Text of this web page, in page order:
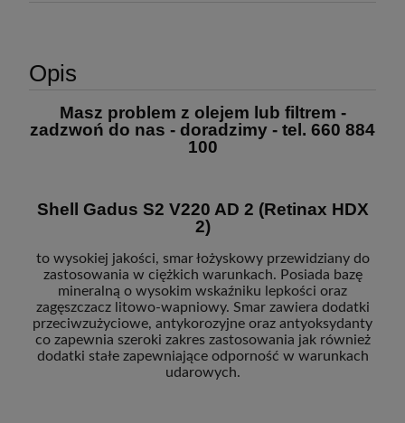
Opis
Masz problem z olejem lub filtrem -
zadzwoń do nas - doradzimy - tel. 660 884
100
Shell Gadus S2 V220 AD 2 (Retinax HDX
2)
to wysokiej jakości, smar łożyskowy przewidziany do
zastosowania w ciężkich warunkach. Posiada bazę
mineralną o wysokim wskaźniku lepkości oraz
zagęszczacz litowo-wapniowy. Smar zawiera dodatki
przeciwzużyciowe, antykorozyjne oraz antyoksydanty
co zapewnia szeroki zakres zastosowania jak również
dodatki stałe zapewniające odporność w warunkach
udarowych.